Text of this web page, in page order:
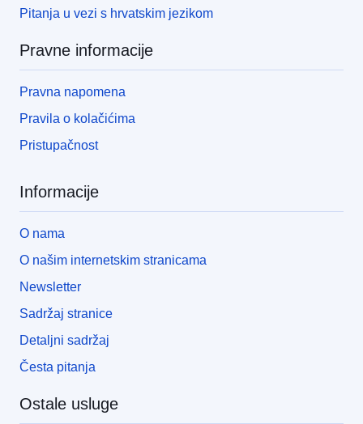
Pitanja u vezi s hrvatskim jezikom
Pravne informacije
Pravna napomena
Pravila o kolačićima
Pristupačnost
Informacije
O nama
O našim internetskim stranicama
Newsletter
Sadržaj stranice
Detaljni sadržaj
Česta pitanja
Ostale usluge